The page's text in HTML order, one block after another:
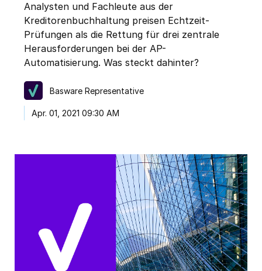
Analysten und Fachleute aus der
Kreditorenbuchhaltung preisen Echtzeit-
Prüfungen als die Rettung für drei zentrale
Herausforderungen bei der AP-
Automatisierung. Was steckt dahinter?
Basware Representative
Apr. 01, 2021 09:30 AM